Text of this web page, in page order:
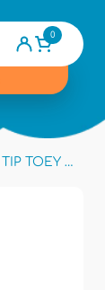
0
SAPATENIS TIP TOEY CB.OLI1 - Branco/azul